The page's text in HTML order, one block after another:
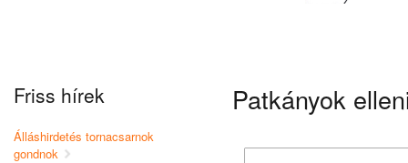
Friss hírek
Álláshirdetés tornacsarnok
gondnok
Patkányok